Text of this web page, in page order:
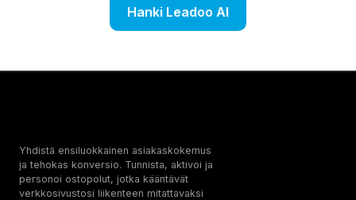
Hanki Leadoo AI
Yhdistä ensiluokkainen asiakaskokemus
ja tehokas konversio. Tunnista, aktivoi ja
personoi ostopolut, jotka kääntävät
verkkosivustosi liikenteen mitattavaksi